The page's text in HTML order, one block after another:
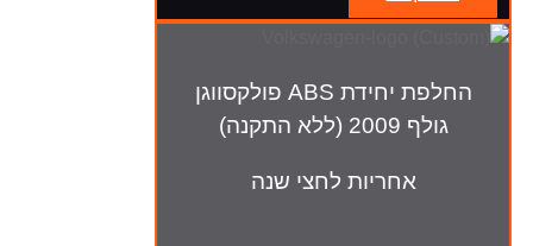
החלפת יחידת ABS פולקסווגן
גולף 2009 (ללא התקנה)
אחריות לחצי שנה